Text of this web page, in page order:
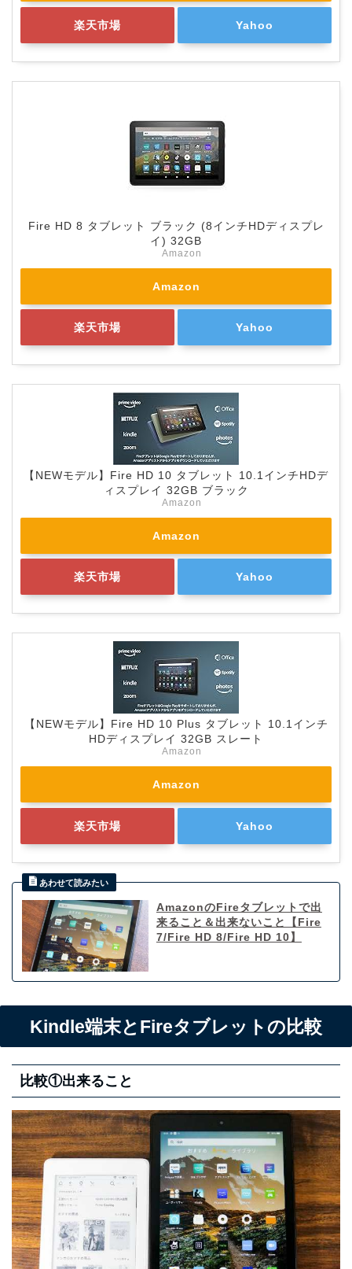
楽天市場 Yahoo
Fire HD 8 タブレット ブラック (8インチHDディスプレ
イ) 32GB
Amazon
Amazon
楽天市場 Yahoo
【NEWモデル】Fire HD 10 タブレット 10.1インチHDデ
ィスプレイ 32GB ブラック
Amazon
Amazon
楽天市場 Yahoo
【NEWモデル】Fire HD 10 Plus タブレット 10.1インチ
HDディスプレイ 32GB スレート
Amazon
Amazon
楽天市場 Yahoo
AmazonのFireタブレットで出
来ること＆出来ないこと【Fire
7/Fire HD 8/Fire HD 10】
Kindle端末とFireタブレットの比較
比較①出来ること